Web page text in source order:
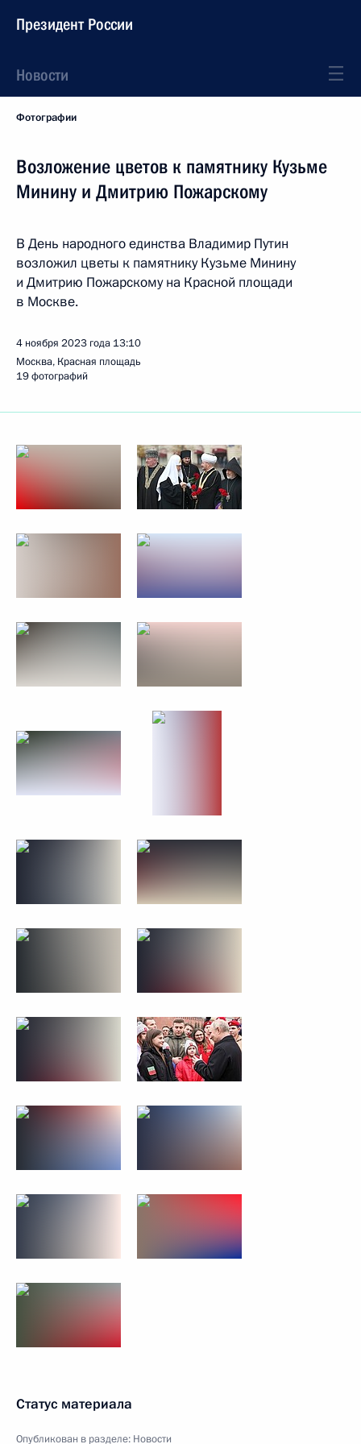
Президент России
Новости
Фотографии
Возложение цветов к памятнику Кузьме
Минину и Дмитрию Пожарскому
В День народного единства Владимир Путин
возложил цветы к памятнику Кузьме Минину
и Дмитрию Пожарскому на Красной площади
в Москве.
4 ноября 2023 года 13:10
Москва, Красная площадь
19 фотографий
Статус материала
Опубликован в разделе: Новости